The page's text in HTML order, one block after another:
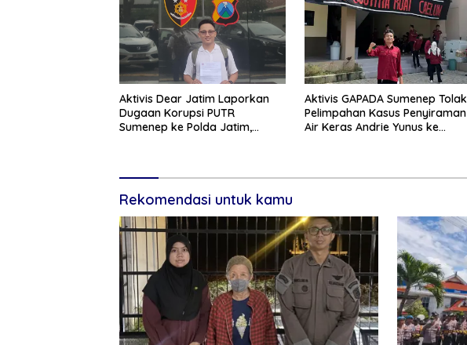
Aktivis Dear Jatim Laporkan
Dugaan Korupsi PUTR
Sumenep ke Polda Jatim,
Aktivis GAPADA Sumenep Tolak
Pelimpahan Kasus Penyiraman
Air Keras Andrie Yunus ke
Rekomendasi untuk kamu